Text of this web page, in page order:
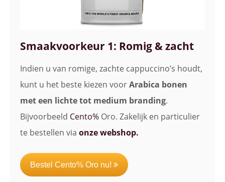
Smaakvoorkeur 1: Romig & zacht
Indien u van romige, zachte cappuccino’s houdt,
kunt u het beste kiezen voorArabica bonen
met een lichte tot medium branding.
Bijvoorbeeld Cento% Oro. Zakelijk en particulier
te bestellen via onze webshop.
Bestel Cento% Oro nu!